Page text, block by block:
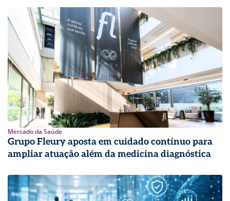
Mercado da Saúde
Grupo Fleury aposta em cuidado contínuo para
ampliar atuação além da medicina diagnóstica